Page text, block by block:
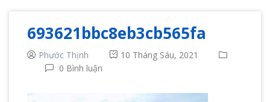
693621bbc8eb3cb565fa
Phước Thịnh
10 Tháng Sáu, 2021
0 Bình luận